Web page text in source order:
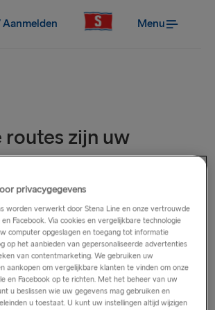
Menu
routes zijn uw
hutten beschikbaar
van de hutten op de Nynäshamn –
– Travemünde routes (Stena Flavia,
Scandica en Stena Baltica) zijn
passagiers die een enkel bed willen
hut. Deze hutten hebben de naam
privacygegevens
worden verwerkt door Stena Line en onze vertrouwde
Facebook. Via cookies en vergelijkbare technologie
computer opgeslagen en toegang tot informatie
op het aanbieden van gepersonaliseerde advertenties
van contentmarketing. We gebruiken uw
aankopen om vergelijkbare klanten te vinden om onze
en Facebook op te richten. Met het beheer van uw
u beslissen wie uw gegevens mag gebruiken en
u toestaat. U kunt uw instellingen altijd wijzigen